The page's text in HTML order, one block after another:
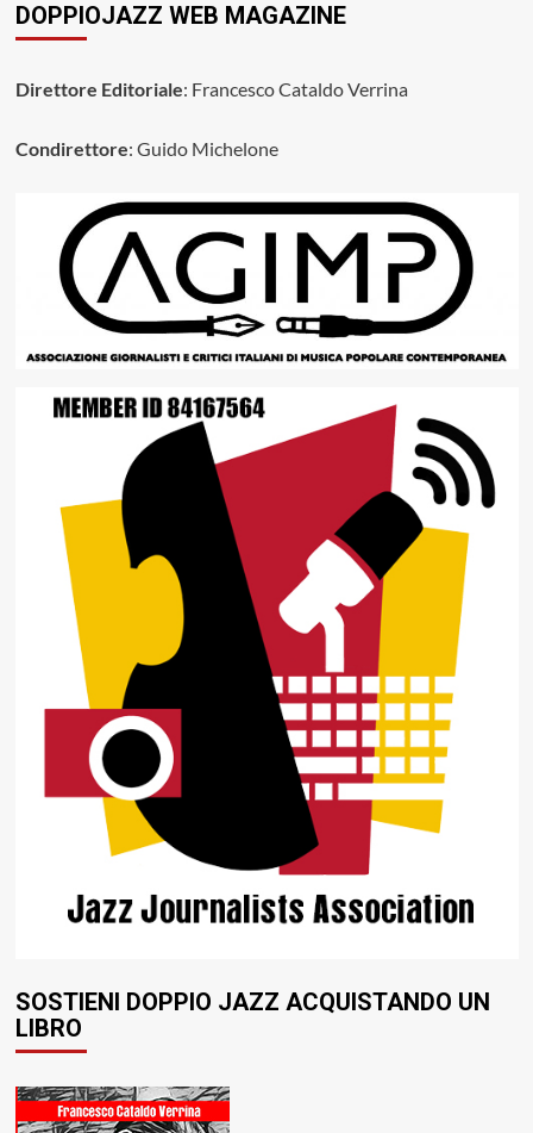
DOPPIOJAZZ WEB MAGAZINE
Direttore Editoriale: Francesco Cataldo Verrina
Condirettore: Guido Michelone
SOSTIENI DOPPIO JAZZ ACQUISTANDO UN
LIBRO